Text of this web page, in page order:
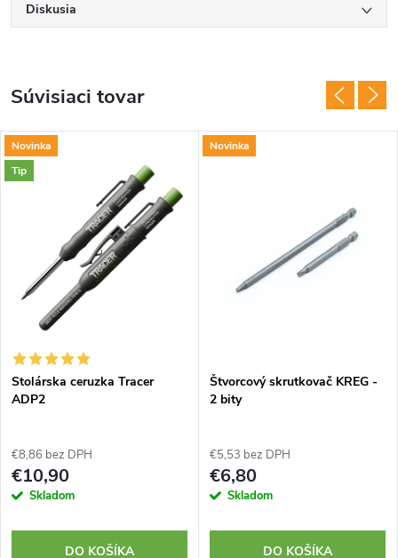
Diskusia
Súvisiaci tovar
Novinka
Tip
Stolárska ceruzka Tracer
ADP2
€8,86 bez DPH
€10,90
Skladom
DO KOŠÍKA
Novinka
Štvorcový skrutkovač KREG -
2 bity
€5,53 bez DPH
€6,80
Skladom
DO KOŠÍKA